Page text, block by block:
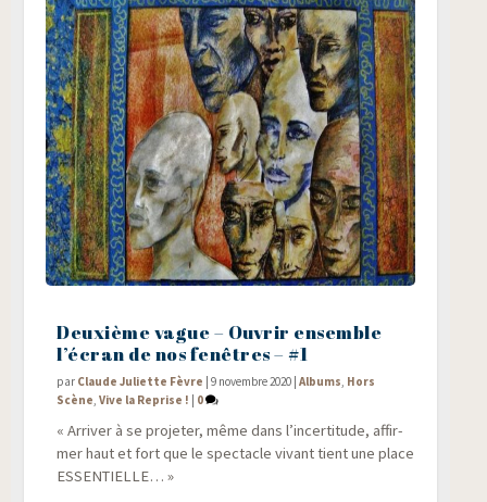
Deuxième vague – Ouvrir ensemble
l’écran de nos fenêtres – #1
par Claude Juliette Fèvre |9 novembre 2020 |Albums Hors
Scène ,Vive la Reprise ! | 0
« Arri­ver à se pro­je­ter, même dans l’in­cer­ti­tude, affir­
mer haut et fort que le spec­tacle vivant tient une place
ESSENTIELLE… »